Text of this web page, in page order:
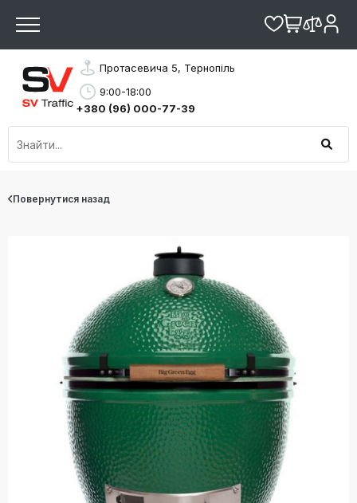
Протасевича 5, Тернопіль
9:00-18:00
+380 (96) 000-77-39
Повернутися назад